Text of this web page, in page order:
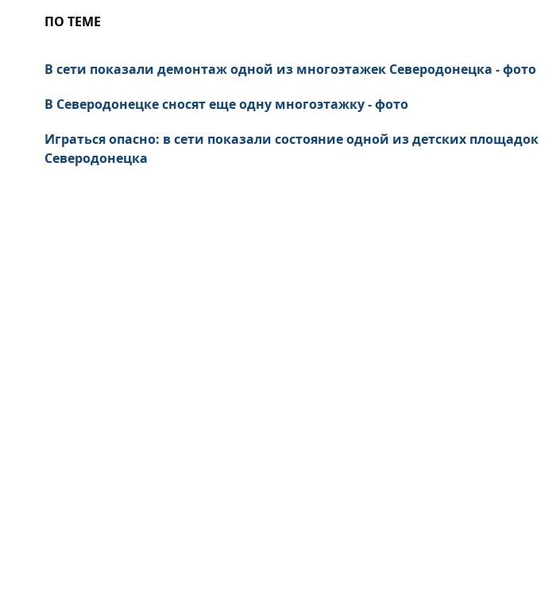
ПО ТЕМЕ
В сети показали демонтаж одной из многоэтажек Северодонецка - фото
В Северодонецке сносят еще одну многоэтажку - фото
Играться опасно: в сети показали состояние одной из детских площадок
Северодонецка